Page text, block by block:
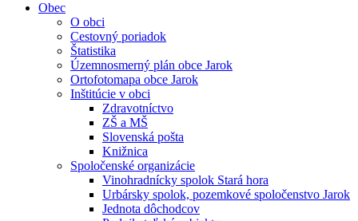
Obec
O obci
Cestovný poriadok
Štatistika
Územnosmerný plán obce Jarok
Ortofotomapa obce Jarok
Inštitúcie v obci
Zdravotníctvo
ZŠ a MŠ
Slovenská pošta
Knižnica
Spoločenské organizácie
Vinohradnícky spolok Stará hora
Urbársky spolok, pozemkové spoločenstvo Jarok
Jednota dôchodcov